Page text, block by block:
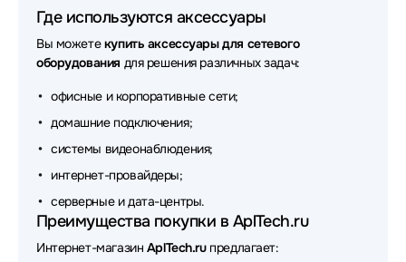
Аксессуары для сетевого оборудования FSP
Аксессуары для сетевого оборудования NingBo
Аксессуары для сетевого оборудования Broadcom
Аксессуары для сетевого оборудования Lonte
Аксессуары для сетевого оборудования Mean Well
Аксессуары для сетевого оборудования Fortinet
Аксессуары для сетевого оборудования Silverstone
Где используются аксессуары
Вы можетекупить аксессуары для сетевого
оборудования для решения различных задач:
офисные и корпоративные сети;
домашние подключения;
системы видеонаблюдения;
интернет-провайдеры;
серверные и дата-центры.
Преимущества покупки в AplTech.ru
Интернет-магазин AplTech.ruпредлагает: